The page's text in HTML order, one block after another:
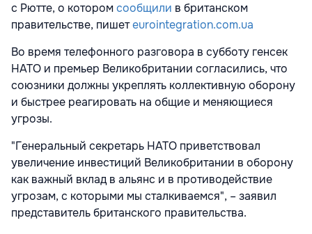
с Рютте, о которомсообщили в британском
правительстве, пишетeurointegration.com.ua
Во время телефонного разговора в субботу генсек
НАТО и премьер Великобритании согласились, что
союзники должны укреплять коллективную оборону
и быстрее реагировать на общие и меняющиеся
угрозы.
"Генеральный секретарь НАТО приветствовал
увеличение инвестиций Великобритании в оборону
как важный вклад в альянс и в противодействие
угрозам, с которыми мы сталкиваемся", – заявил
представитель британского правительства.